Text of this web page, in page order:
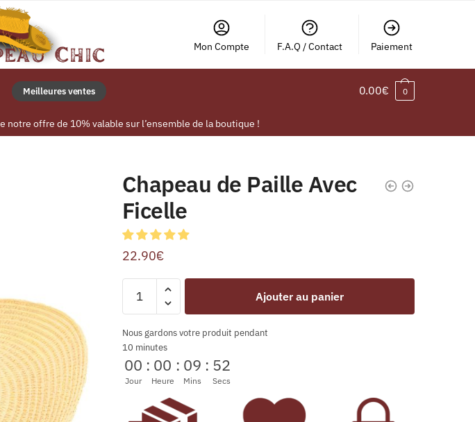
Mon Compte F.A.Q / Contact Paiement
Meilleures ventes 0.00€ 0
offre de 10% valable sur l’ensemble de la boutique !
Chapeau de Paille Avec
Ficelle
22.90€
Ajouter au panier
Nous gardons votre produit pendant
10 minutes
00
Jour
: 00
Heure
: 09
Mins
: 52
Secs